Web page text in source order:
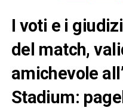
I voti e i
del match,
amichevole
Stadium: